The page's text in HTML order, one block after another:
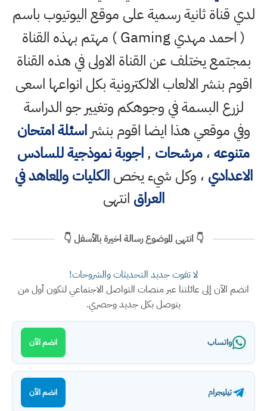
لدي قناة ثانية رسمية على موقع اليوتيوب باسم
( احمد مهدي Gaming ) مهتم بهذه القناة
بمجتمع يختلف عن القناة الاولى في هذه القناة
اقوم بنشر الالعاب الالكترونية بكل انواعها اسعى
لزرع البسمة في وجوهكم وتغيير جو الدراسة
وفي موقعي هذا ايضا اقوم بنشراسئلة امتحان
متنوعه،مرشحات ,اجوبة نموذجية للسادس
الاعدادي ، وكل شيء يخصالكليات والمعاهد في
العراق انتهى
👇 انتهى الموضوع رسالة اخيرة بالأسفل 👇
لا تفوت جديد التحديثات والشروحات!
انضم الآن إلى عائلتنا عبر منصات التواصل الاجتماعي لتكون أول من
يتوصل بكل جديد وحصري.
واتساب انضم الآن
تيليجرام انضم الآن